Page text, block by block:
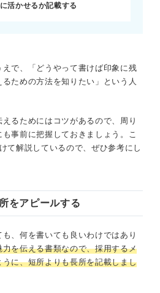
活かせるか記載する
で、「どうやって書けば印象に残
ための方法を知りたい」という人
えるためにはコツがあるので、周り
事前に把握しておきましょう。こ
て解説しているので、ぜひ参考にし
をアピールする
も、何を書いても良いわけではあり
力を伝える書類なので、採用するメ
うに、短所よりも長所を記載しまし